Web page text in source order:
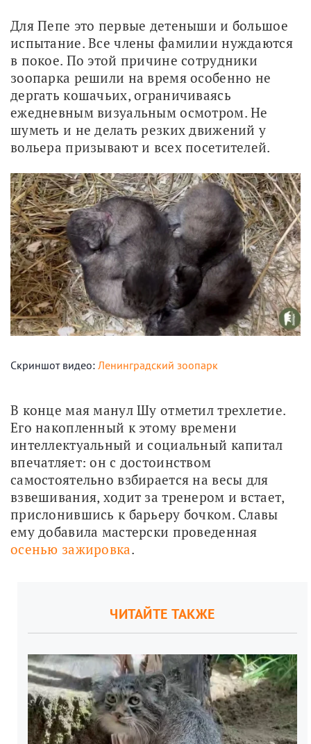
Для Пепе это первые детеныши и большое
испытание. Все члены фамилии нуждаются
в покое. По этой причине сотрудники
зоопарка решили на время особенно не
дергать кошачьих, ограничиваясь
ежедневным визуальным осмотром. Не
шуметь и не делать резких движений у
вольера призывают и всех посетителей.
Скриншот видео: Ленинградский зоопарк
В конце мая манул Шу отметил трехлетие.
Его накопленный к этому времени
интеллектуальный и социальный капитал
впечатляет: он с достоинством
самостоятельно взбирается на весы для
взвешивания, ходит за тренером и встает,
прислонившись к барьеру бочком. Славы
осенью зажировка.
ЧИТАЙТЕ ТАКЖЕ